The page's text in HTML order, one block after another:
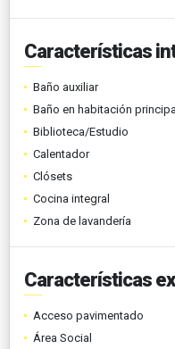
Características
Baño auxiliar
Baño en habitación principal
Biblioteca/Estudio
Calentador
Clósets
Cocina integral
Zona de lavandería
Características
Acceso pavimentado
Área Social